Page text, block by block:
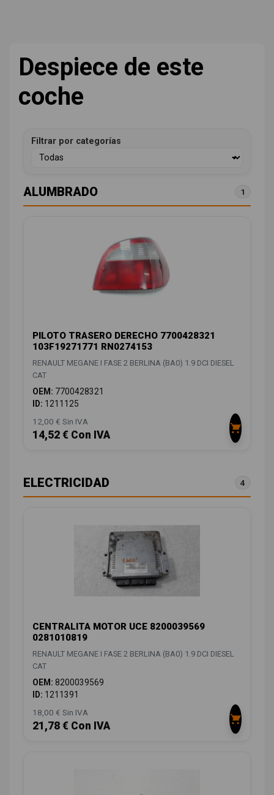
Despiece de este
coche
Filtrar por categorías
ALUMBRADO 1
PILOTO TRASERO DERECHO 7700428321
103F19271771 RN0274153
RENAULT MEGANE I FASE 2 BERLINA (BA0) 1.9 DCI DIESEL
CAT
OEM: 7700428321
ID: 1211125
12,00 € Sin IVA
14,52 € Con IVA
ELECTRICIDAD 4
CENTRALITA MOTOR UCE 8200039569
0281010819
RENAULT MEGANE I FASE 2 BERLINA (BA0) 1.9 DCI DIESEL
CAT
OEM: 8200039569
ID: 1211391
18,00 € Sin IVA
21,78 € Con IVA